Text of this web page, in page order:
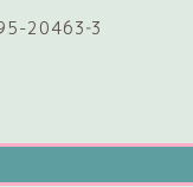
20463‐3